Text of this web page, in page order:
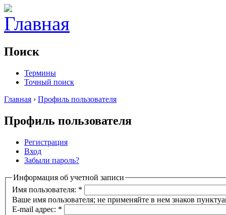
Поиск
Термины
Точный поиск
Главная › Профиль пользователя
Профиль пользователя
Регистрация
Вход
Забыли пароль?
Информация об учетной записи
Имя пользователя: *
Ваше имя пользователя; не применяйте в нем знаков
E-mail адрес: *